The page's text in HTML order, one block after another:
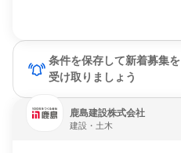
条件を保存して新着募集を
受け取りましょう
鹿島建設株式会社
建設・土木